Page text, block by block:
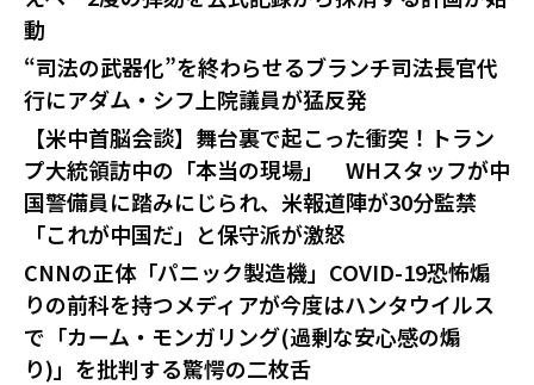
動
“司法の武器化”を終わらせるブランチ司法長官代
行にアダム・シフ上院議員が猛反発
【米中首脳会談】舞台裏で起こった衝突！トラン
プ大統領訪中の「本当の現場」 WHスタッフが中
国警備員に踏みにじられ、米報道陣が30分監禁
「これが中国だ」と保守派が激怒
CNNの正体「パニック製造機」COVID-19恐怖煽
りの前科を持つメディアが今度はハンタウイルス
で「カーム・モンガリング(過剰な安心感の煽
り)」を批判する驚愕の二枚舌